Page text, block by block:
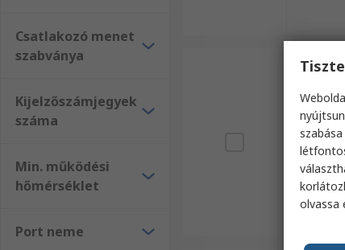
Csatlakozó menet
szabványa
Kijelzőszámjegyek
száma
Min. működési
hőmérséklet
Port neme
olvassa